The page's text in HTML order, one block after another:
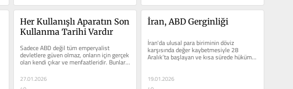
Her Kullanışlı Aparatın Son
Kullanma Tarihi Vardır
Sadece ABD değil tüm emperyalist
devletlere güven olmaz, onların için gerçek
olan kendi çıkar ve menfaatleridir. Bunlar
kullanacakları...
27.01.2026
İran, ABD Gerginliği
İran'da ulusal para biriminin döviz
karşısında değer kaybetmesiyle 28
Aralık’ta başlayan ve kısa sürede hükümet
karşıtı protestolara...
19.01.2026